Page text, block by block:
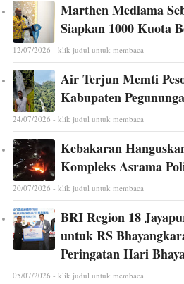
Marthen Medlama
Siapkan 1000 Kuota
12/07/2026 - klik judul untuk membaca
Air Terjun Memti
Kabupaten
24/07/2026 - klik judul untuk membaca
Kebakaran
Kompleks Asrama
20/07/2026 - klik judul untuk membaca
BRI Region 18
untuk RS
Peringatan Hari
05/07/2026 - klik judul untuk membaca